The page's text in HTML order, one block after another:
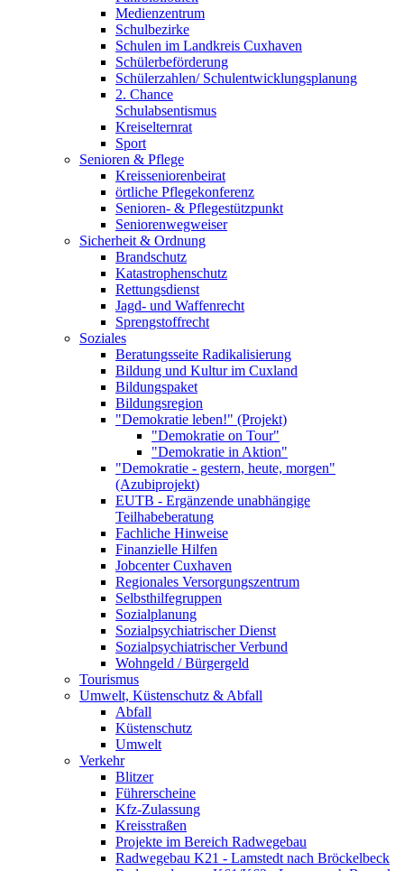
Medienzentrum
Schulbezirke
Schulen im Landkreis Cuxhaven
Schülerbeförderung
Schülerzahlen/ Schulentwicklungsplanung
2. Chance
Schulabsentismus
Kreiselternrat
Sport
Senioren & Pflege
Kreisseniorenbeirat
örtliche Pflegekonferenz
Senioren- & Pflegestützpunkt
Seniorenwegweiser
Sicherheit & Ordnung
Brandschutz
Katastrophenschutz
Rettungsdienst
Jagd- und Waffenrecht
Sprengstoffrecht
Soziales
Beratungsseite Radikalisierung
Bildung und Kultur im Cuxland
Bildungspaket
Bildungsregion
"Demokratie leben!" (Projekt)
"Demokratie on Tour"
"Demokratie in Aktion"
"Demokratie - gestern, heute, morgen"
(Azubiprojekt)
EUTB - Ergänzende unabhängige
Teilhabeberatung
Fachliche Hinweise
Finanzielle Hilfen
Jobcenter Cuxhaven
Regionales Versorgungszentrum
Selbsthilfegruppen
Sozialplanung
Sozialpsychiatrischer Dienst
Sozialpsychiatrischer Verbund
Wohngeld / Bürgergeld
Tourismus
Umwelt, Küstenschutz & Abfall
Abfall
Küstenschutz
Umwelt
Verkehr
Blitzer
Führerscheine
Kfz-Zulassung
Kreisstraßen
Projekte im Bereich Radwegebau
Radwegebau K21 - Lamstedt nach Bröckelbeck